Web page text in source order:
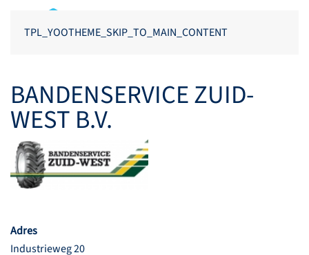
TPL_YOOTHEME_SKIP_TO_MAIN_CONTENT
BANDENSERVICE ZUID-
WEST B.V.
Adres
Industrieweg 20